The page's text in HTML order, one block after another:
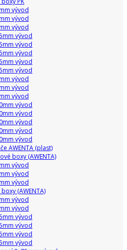
vývod
vývod
vývod
vývod
vývod
vývod
vývod
vývod
vývod
vývod
vývod
vývod
vývod
vývod
vývod
vývod
AWENTA (plast)
boxy (AWENTA)
vývod
vývod
vývod
(AWENTA)
vývod
vývod
vývod
vývod
vývod
vývod